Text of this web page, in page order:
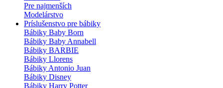
Pre najmenších
Modelárstvo
Príslušenstvo pre bábiky
Bábiky Baby Born
Bábiky Baby Annabell
Bábiky BARBIE
Bábiky Llorens
Bábiky Antonio Juan
Bábiky Disney
Bábiky Harry Potter